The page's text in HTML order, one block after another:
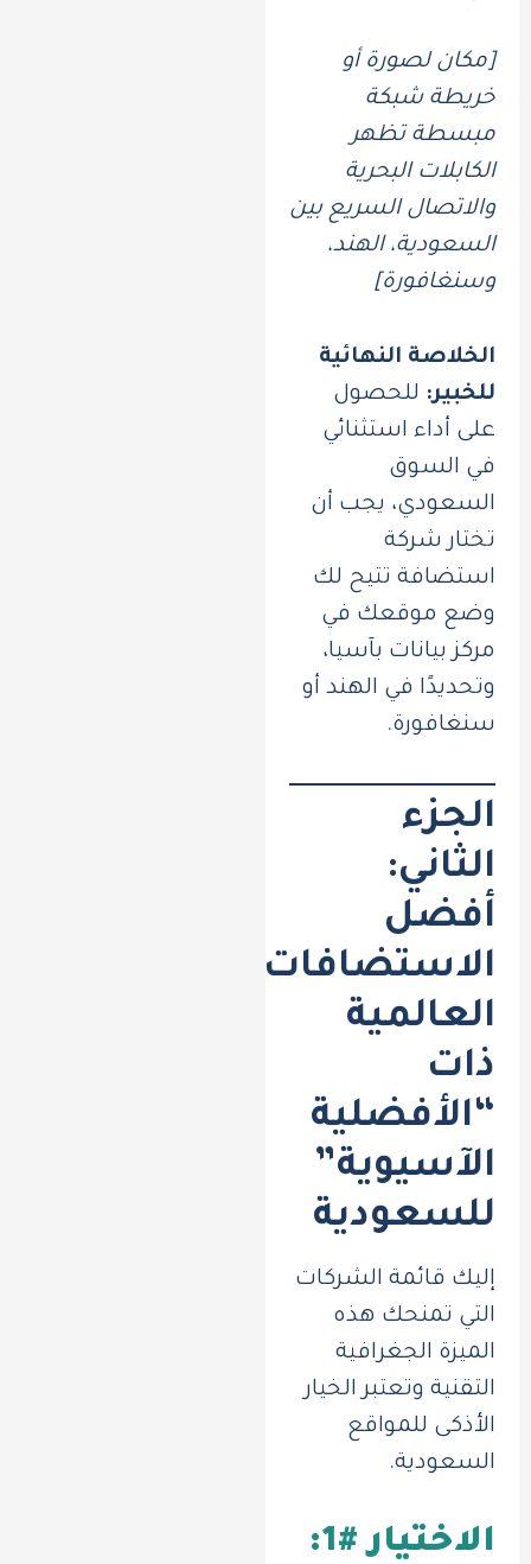
[مكان لصورة أو
خريطة شبكة
مبسطة تظهر
الكابلات البحرية
والاتصال السريع بين
السعودية، الهند،
وسنغافورة]
الخلاصة النهائية
للخبير: للحصول
على أداء استثنائي
في السوق
السعودي، يجب أن
تختار شركة
استضافة تتيح لك
وضع موقعك في
مركز بيانات بآسيا،
وتحديدًا في الهند أو
سنغافورة.
الجزء
الثاني:
أفضل
الاستضافات
العالمية
ذات
“الأفضلية
الآسيوية”
للسعودية
إليك قائمة الشركات
التي تمنحك هذه
الميزة الجغرافية
التقنية وتعتبر الخيار
الأذكى للمواقع
السعودية.
الاختيار #1: